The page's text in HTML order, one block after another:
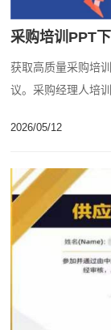
采购培训PPT
获取高质量采购培
议。采购经理人培
2026/05/12